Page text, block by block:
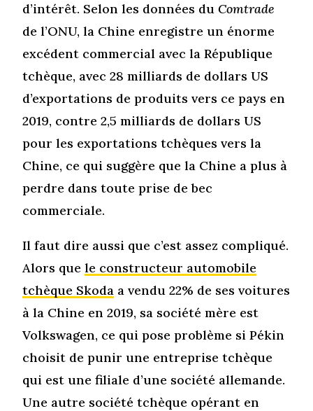
d’intérêt. Selon les données duComtrade
de l’ONU, la Chine enregistre un énorme
excédent commercial avec la République
tchèque, avec 28 milliards de dollars US
d’exportations de produits vers ce pays en
2019, contre 2,5 milliards de dollars US
pour les exportations tchèques vers la
Chine, ce qui suggère que la Chine a plus à
perdre dans toute prise de bec
commerciale.
Il faut dire aussi que c’est assez compliqué.
Alors quele constructeur automobile
tchèque Skoda a vendu 22% de ses voitures
à la Chine en 2019, sa société mère est
Volkswagen, ce qui pose problème si Pékin
choisit de punir une entreprise tchèque
qui est une filiale d’une société allemande.
Une autre société tchèque opérant en